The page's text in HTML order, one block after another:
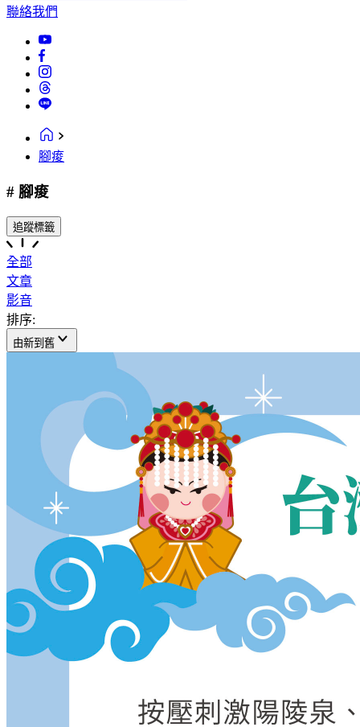
聯絡我們
腳痠
# 腳痠
追蹤標籤
全部
文章
影音
排序:
由新到舊